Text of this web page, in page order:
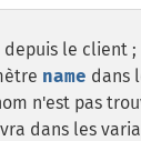
depuis le client
name dans
n'est pas
dans les